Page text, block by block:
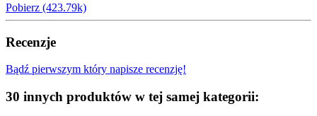
Pobierz (423.79k)
Recenzje
Bądź pierwszym który napisze recenzję!
30 innych produktów w tej samej kategorii: